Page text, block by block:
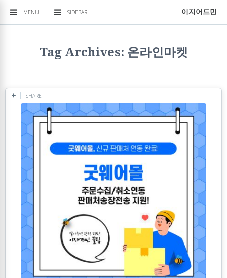
MENU SIDEBAR 이지어드민
Tag Archives: 온라인마켓
SHARE